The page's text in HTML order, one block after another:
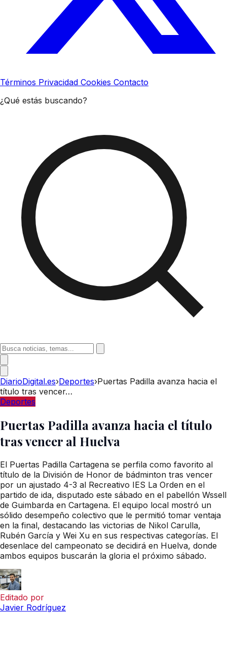
Términos Privacidad Cookies Contacto
¿Qué estás buscando?
DiarioDigital.es›Deportes›Puertas Padilla avanza hacia el
título tras vencer…
Deportes
Puertas Padilla avanza hacia el título
tras vencer al Huelva
El Puertas Padilla Cartagena se perfila como favorito al
título de la División de Honor de bádminton tras vencer
por un ajustado 4-3 al Recreativo IES La Orden en el
partido de ida, disputado este sábado en el pabellón Wssell
de Guimbarda en Cartagena. El equipo local mostró un
sólido desempeño colectivo que le permitió tomar ventaja
en la final, destacando las victorias de Nikol Carulla,
Rubén García y Wei Xu en sus respectivas categorías. El
desenlace del campeonato se decidirá en Huelva, donde
ambos equipos buscarán la gloria el próximo sábado.
Editado por
Javier Rodríguez